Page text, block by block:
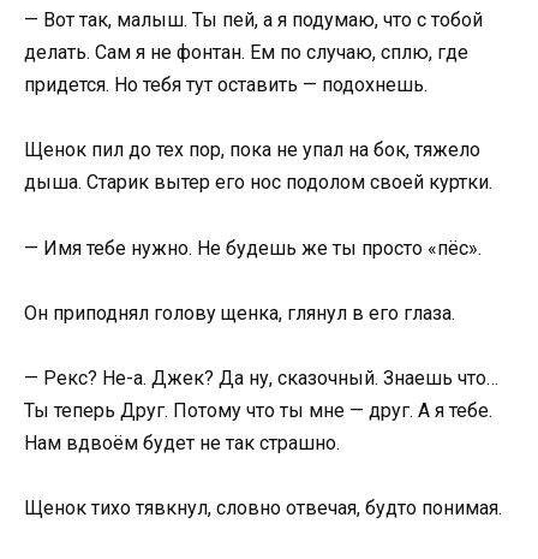
— Вот так, малыш. Ты пей, а я подумаю, что с тобой
делать. Сам я не фонтан. Ем по случаю, сплю, где
придется. Но тебя тут оставить — подохнешь.
Щенок пил до тех пор, пока не упал на бок, тяжело
дыша. Старик вытер его нос подолом своей куртки.
— Имя тебе нужно. Не будешь же ты просто «пёс».
Он приподнял голову щенка, глянул в его глаза.
— Рекс? Не-а. Джек? Да ну, сказочный. Знаешь что…
Ты теперь Друг. Потому что ты мне — друг. А я тебе.
Нам вдвоём будет не так страшно.
Щенок тихо тявкнул, словно отвечая, будто понимая.